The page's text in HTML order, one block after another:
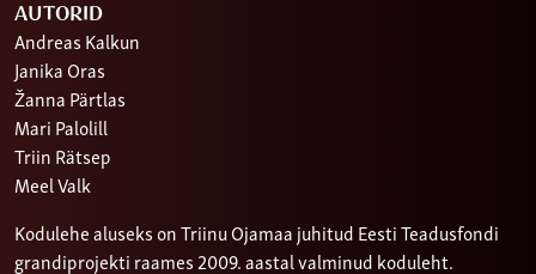
AUTORID
Andreas Kalkun
Janika Oras
Žanna Pärtlas
Mari Palolill
Triin Rätsep
Meel Valk
Kodulehe aluseks on Triinu Ojamaa juhitud Eesti Teadusfondi
grandiprojekti raames 2009. aastal valminud koduleht.